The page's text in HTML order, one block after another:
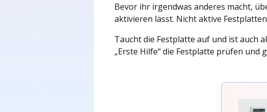
Bevor ihr irgendwas anderes macht,
aktivieren lässt. Nicht aktive
Taucht die Festplatte auf und ist auch
„Erste Hilfe“ die Festplatte prüfen und